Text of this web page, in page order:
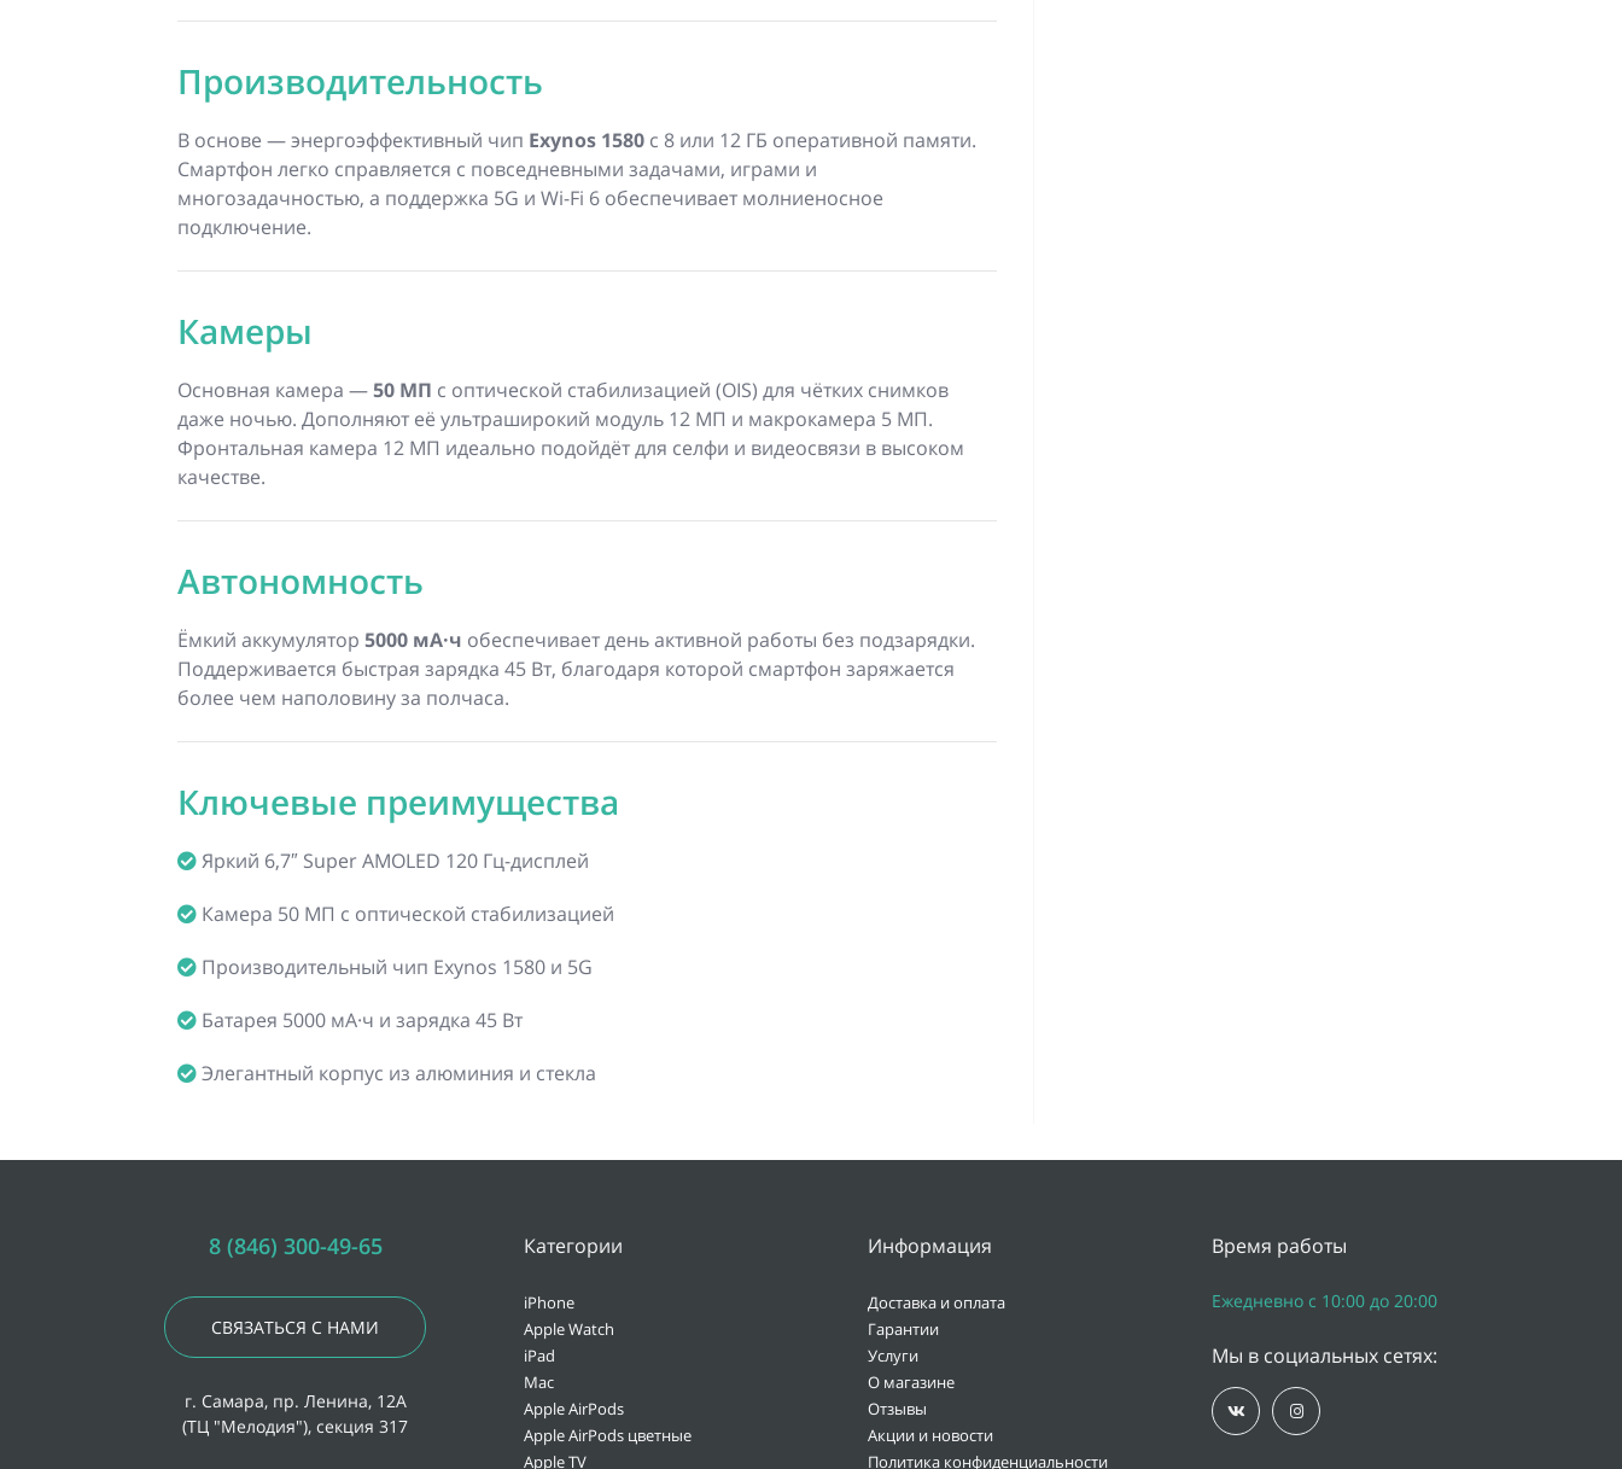
Производительность
В основе — энергоэффективный чип Exynos 1580 с 8 или 12 ГБ оперативной памяти.
Смартфон легко справляется с повседневными задачами, играми и
многозадачностью, а поддержка 5G и Wi-Fi 6 обеспечивает молниеносное
подключение.
Камеры
Основная камера —50 МП с оптической стабилизацией (OIS) для чётких снимков
даже ночью. Дополняют её ультраширокий модуль 12 МП и макрокамера 5 МП.
Фронтальная камера 12 МП идеально подойдёт для селфи и видеосвязи в высоком
качестве.
Автономность
Ёмкий аккумулятор 5000 мА·ч обеспечивает день активной работы без подзарядки.
Поддерживается быстрая зарядка 45 Вт, благодаря которой смартфон заряжается
более чем наполовину за полчаса.
Ключевые преимущества
Яркий 6,7″ Super AMOLED 120 Гц-дисплей
Камера 50 МП с оптической стабилизацией
Производительный чип Exynos 1580 и 5G
Батарея 5000 мА·ч и зарядка 45 Вт
Элегантный корпус из алюминия и стекла
8 (846) 300-49-65
СВЯЗАТЬСЯ С НАМИ
г. Самара, пр. Ленина, 12А
(ТЦ "Мелодия"), секция 317
Категории
iPhone
Apple Watch
iPad
Mac
Apple AirPods
Apple AirPods цветные
Apple TV
Информация
Доставка и оплата
Гарантии
Услуги
О магазине
Отзывы
Акции и новости
Политика конфиденциальности
Время работы
Ежедневно с 10:00 до 20:00
Мы в социальных сетях: